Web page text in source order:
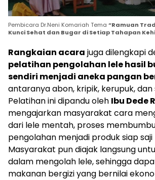
Pembicara Dr.Neni Komariah Tema “Ramuan
Kunci Sehat dan Bugar di Setiap Tahapan
Rangkaian acara juga dilengkapi
pelatihan pengolahan lele hasil
sendiri menjadi aneka pangan
antaranya abon, kripik, kerupuk,
Pelatihan ini dipandu oleh Ibu Dede
mengajarkan masyarakat cara
dari lele mentah, proses
pengolahan menjadi produk siap saji
Masyarakat pun diajak langsung
dalam mengolah lele, sehingga
makanan bergizi yang bernilai